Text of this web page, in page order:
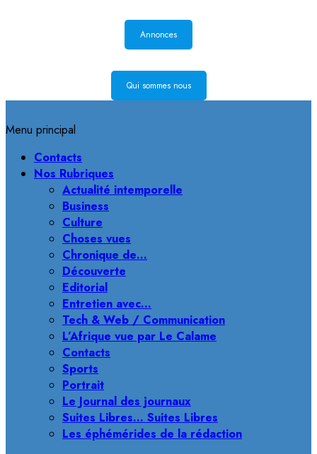
Annonces
Qui sommes nous
Menu principal
Contacts
Nos Rubriques
Actualité intemporelle
Business
Culture
Choses vues
Chronique de…
Découverte
Editorial
Entretien avec…
Tech & Web / Communication
L’Afrique vue par Le Calame
Contacts
Sports
Portrait
Le Journal des journaux
Suites Libres… Suites Libres
Les éphémérides de la rédaction